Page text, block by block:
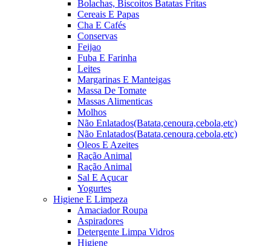
Bolachas, Biscoitos Batatas Fritas
Cereais E Papas
Cha E Cafés
Conservas
Feijao
Fuba E Farinha
Leites
Margarinas E Manteigas
Massa De Tomate
Massas Alimenticas
Molhos
Não Enlatados(Batata,cenoura,cebola,etc)
Não Enlatados(Batata,cenoura,cebola,etc)
Oleos E Azeites
Ração Animal
Ração Animal
Sal E Açucar
Yogurtes
Higiene E Limpeza
Amaciador Roupa
Aspiradores
Detergente Limpa Vidros
Higiene